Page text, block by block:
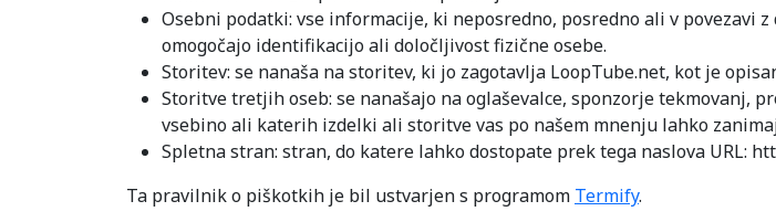
Osebni podatki: vse informacije, ki neposredno, posredno ali v
omogočajo identifikacijo ali določljivost fizične osebe.
Storitev: se nanaša na storitev, ki jo zagotavlja LoopTube.net, kot je
Storitve tretjih oseb: se nanašajo na oglaševalce, sponzorje tekmovanj,
vsebino ali katerih izdelki ali storitve vas po našem mnenju lahko
Spletna stran: stran, do katere lahko dostopate prek tega naslova URL:
Ta pravilnik o piškotkih je bil ustvarjen s programom Termify.